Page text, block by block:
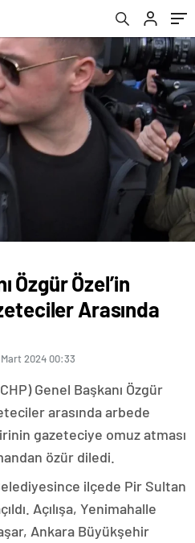
Özgür Özel’in
Arasında
Mart 2024 00:33
Genel Başkanı Özgür
arasında arbede
gazeteciye omuz atması
özür diledi.
ilçede Pir Sultan
Açılışa, Yenimahalle
Ankara Büyükşehir